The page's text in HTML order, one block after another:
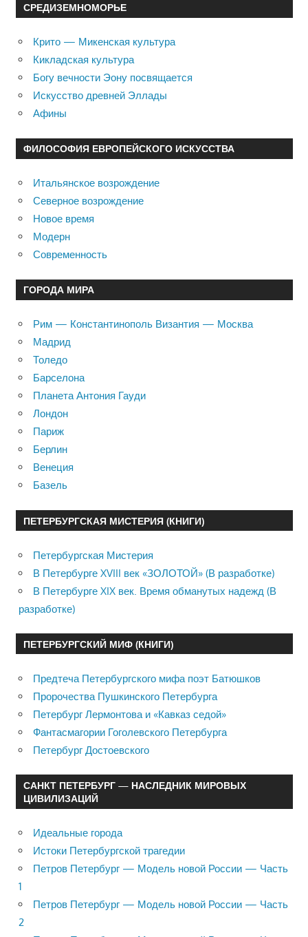
СРЕДИЗЕМНОМОРЬЕ
Крито — Микенская культура
Кикладская культура
Богу вечности Эону посвящается
Искусство древней Эллады
Афины
ФИЛОСОФИЯ ЕВРОПЕЙСКОГО ИСКУССТВА
Итальянское возрождение
Северное возрождение
Новое время
Модерн
Современность
ГОРОДА МИРА
Рим — Константинополь Византия — Москва
Мадрид
Толедо
Барселона
Планета Антония Гауди
Лондон
Париж
Берлин
Венеция
Базель
ПЕТЕРБУРГСКАЯ МИСТЕРИЯ (КНИГИ)
Петербургская Мистерия
В Петербурге XVIII век «ЗОЛОТОЙ» (В разработке)
В Петербурге XIX век. Время обманутых надежд (В
разработке)
ПЕТЕРБУРГСКИЙ МИФ (КНИГИ)
Предтеча Петербургского мифа поэт Батюшков
Пророчества Пушкинского Петербурга
Петербург Лермонтова и «Кавказ седой»
Фантасмагории Гоголевского Петербурга
Петербург Достоевского
САНКТ ПЕТЕРБУРГ — НАСЛЕДНИК МИРОВЫХ
ЦИВИЛИЗАЦИЙ
Идеальные города
Истоки Петербургской трагедии
Петров Петербург — Модель новой России — Часть
1
Петров Петербург — Модель новой России — Часть
2